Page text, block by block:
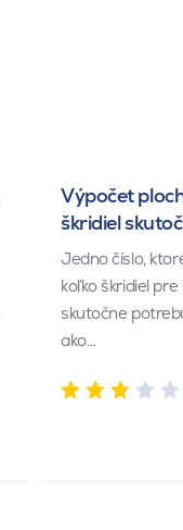
Výpočet
škridiel
Jedno číslo,
koľko škridiel
skutočne
ako…